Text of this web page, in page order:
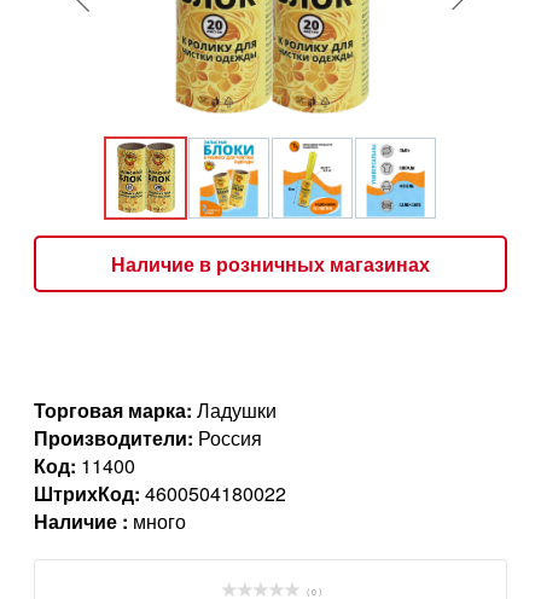
Наличие в розничных магазинах
Торговая марка: Ладушки
Производители: Россия
Код: 11400
ШтрихКод: 4600504180022
Наличие : много
( 0 )